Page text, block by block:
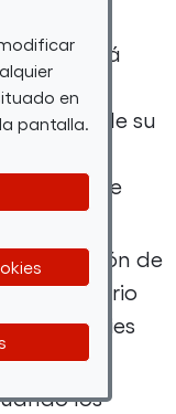
en
pantalla.
podrá
durante
desde su
en este
de
al usuario
de cookies
los